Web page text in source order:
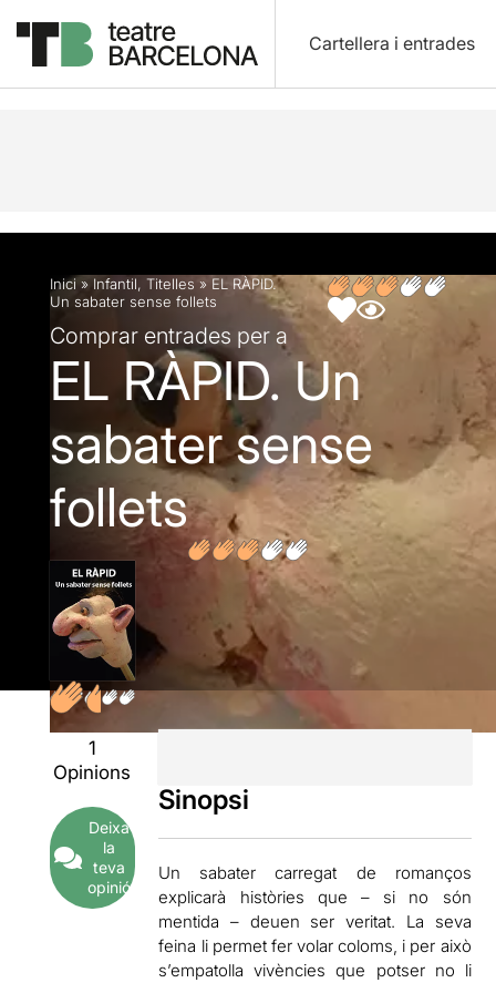
Cartellera i entrades
Descripció Fitxa artística Opinions
Inici » Infantil, Titelles » EL RÀPID.
Un sabater sense follets
Comprar entrades per a
EL RÀPID. Un
sabater sense
follets
1
Opinions
Deixa
la
teva
opinió
Sinopsi
Un sabater carregat de romanços
explicarà històries que – si no són
mentida – deuen ser veritat. La seva
feina li permet fer volar coloms, i per això
s’empatolla vivències que potser no li